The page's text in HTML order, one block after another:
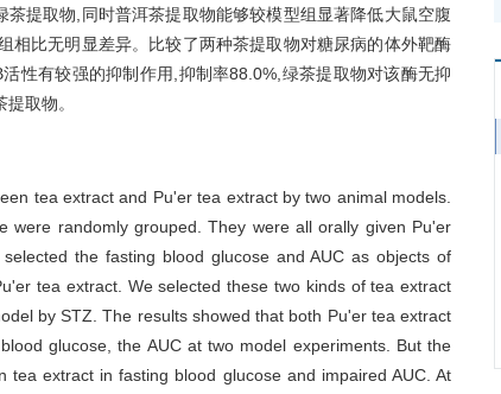
提取物,同时普洱茶提取物能够较模型组显著降低大鼠空腹
相比无明显差异。比较了两种茶提取物对糖尿病的体外靶酶
性有较强的抑制作用,抑制率88.0%,绿茶提取物对该酶无抑
取物。
tea extract and Pu'er tea extract by two animal models.
were randomly grouped. They were all orally given Pu'er
the fasting blood glucose and AUC as objects of
tea extract. We selected these two kinds of tea extract
by STZ. The results showed that both Pu'er tea extract
glucose, the AUC at two model experiments. But the
extract in fasting blood glucose and impaired AUC. At